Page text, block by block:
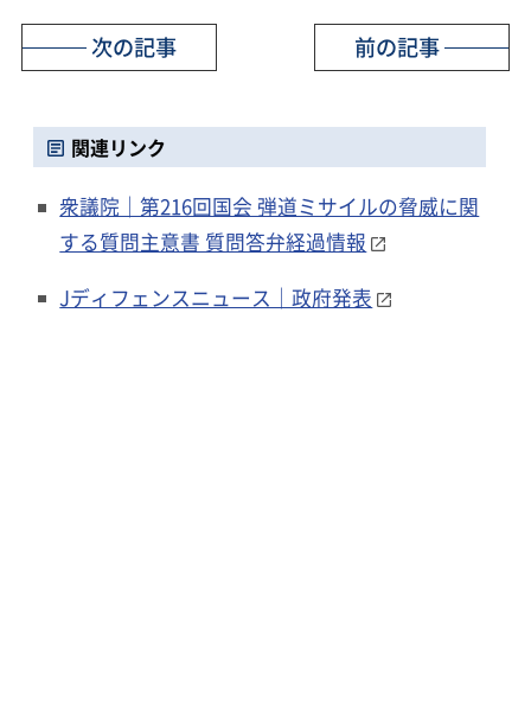
前の記事
次の記事
関連リンク
衆議院｜第216回国会 弾道ミサイルの脅威に関
する質問主意書 質問答弁経過情報
Jディフェンスニュース｜政府発表